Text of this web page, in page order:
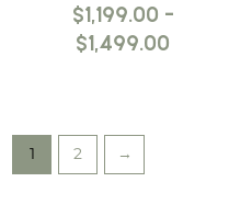
$1,199.00 -
$1,499.00
1 2 →